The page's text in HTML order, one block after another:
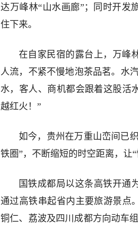
达万峰林“山水画廊”；同时开发
住下来。
在自家民宿的露台上，万峰
人流，不紧不慢地泡茶品茗。水
水，客人、商机都会跟着这股活
越红火！”
如今，贵州在万重山峦间已
铁圈”，不断缩短的时空距离，让“
国铁成都局以这条高铁开通
通过高铁串起省内主要旅游景点
铜仁、荔波及四川成都方向动车